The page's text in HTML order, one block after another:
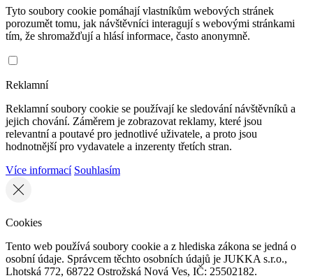
Tyto soubory cookie pomáhají vlastníkům webových stránek
porozumět tomu, jak návštěvníci interagují s webovými stránkami
tím, že shromažďují a hlásí informace, často anonymně.
Reklamní
Reklamní soubory cookie se používají ke sledování návštěvníků a
jejich chování. Záměrem je zobrazovat reklamy, které jsou
relevantní a poutavé pro jednotlivé uživatele, a proto jsou
hodnotnější pro vydavatele a inzerenty třetích stran.
Více informací Souhlasím
Cookies
Tento web používá soubory cookie a z hlediska zákona se jedná o
osobní údaje. Správcem těchto osobních údajů je JUKKA s.r.o.,
Lhotská 772, 68722 Ostrožská Nová Ves, IČ: 25502182.